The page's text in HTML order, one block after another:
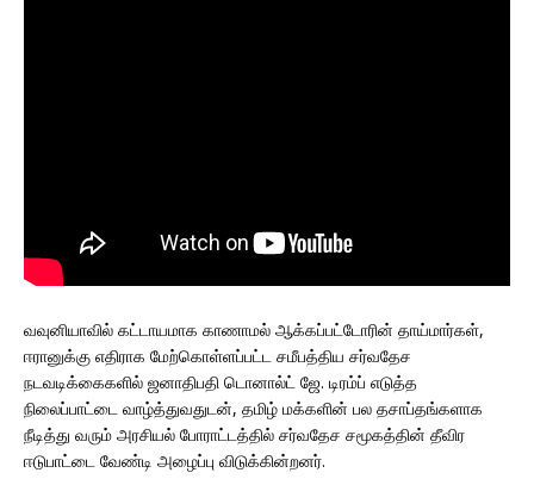
வவுனியாவில் கட்டாயமாக காணாமல் ஆக்கப்பட்டோரின் தாய்மார்கள்,
ஈரானுக்கு எதிராக மேற்கொள்ளப்பட்ட சமீபத்திய சர்வதேச
நடவடிக்கைகளில் ஜனாதிபதி டொனால்ட் ஜே. டிரம்ப் எடுத்த
நிலைப்பாட்டை வாழ்த்துவதுடன், தமிழ் மக்களின் பல தசாப்தங்களாக
நீடித்து வரும் அரசியல் போராட்டத்தில் சர்வதேச சமூகத்தின் தீவிர
ஈடுபாட்டை வேண்டி அழைப்பு விடுக்கின்றனர்.